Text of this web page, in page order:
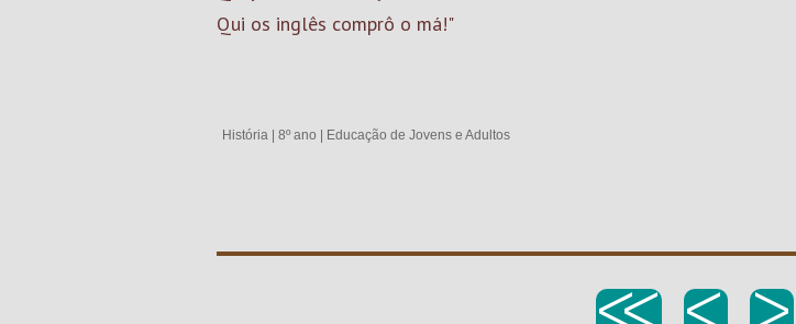
Qui os inglês comprô o má!"
História 8º ano Educação de Jovens e Adultos